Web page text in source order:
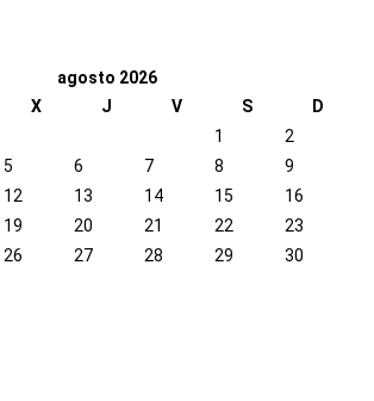
agosto 2026
X J V S
D
1
2
5 6 7 8
9
12 13 14 15
16
19 20 21 22
23
26 27 28 29
30